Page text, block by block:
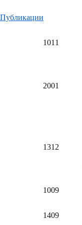
Публикации
1011
2001
1312
1009
1409